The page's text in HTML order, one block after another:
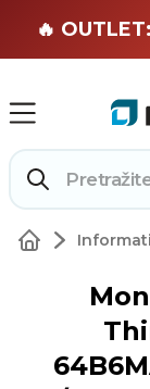
🏄
🔥